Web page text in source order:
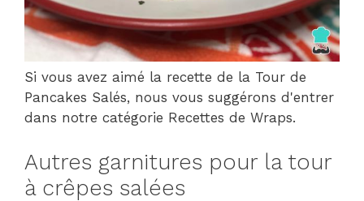
Si vous avez aimé la recette de la Tour de
Pancakes Salés, nous vous suggérons d'entrer
dans notre catégorie Recettes de Wraps.
Autres garnitures pour la tour
à crêpes salées